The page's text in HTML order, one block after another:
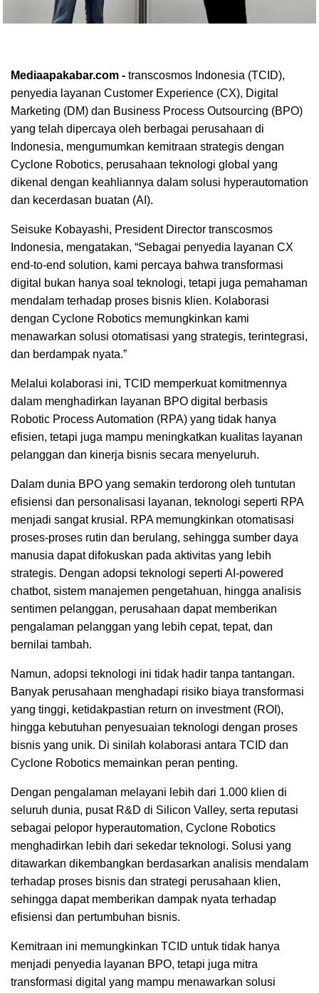
Mediaapakabar.com - transcosmos Indonesia (TCID),
penyedia layanan Customer Experience (CX), Digital
Marketing (DM) dan Business Process Outsourcing (BPO)
yang telah dipercaya oleh berbagai perusahaan di
Indonesia, mengumumkan kemitraan strategis dengan
Cyclone Robotics, perusahaan teknologi global yang
dikenal dengan keahliannya dalam solusi hyperautomation
dan kecerdasan buatan (AI).
Seisuke Kobayashi, President Director transcosmos
Indonesia, mengatakan, “Sebagai penyedia layanan CX
end-to-end solution, kami percaya bahwa transformasi
digital bukan hanya soal teknologi, tetapi juga pemahaman
mendalam terhadap proses bisnis klien. Kolaborasi
dengan Cyclone Robotics memungkinkan kami
menawarkan solusi otomatisasi yang strategis, terintegrasi,
dan berdampak nyata.”
Melalui kolaborasi ini, TCID memperkuat komitmennya
dalam menghadirkan layanan BPO digital berbasis
Robotic Process Automation (RPA) yang tidak hanya
efisien, tetapi juga mampu meningkatkan kualitas layanan
pelanggan dan kinerja bisnis secara menyeluruh.
Dalam dunia BPO yang semakin terdorong oleh tuntutan
efisiensi dan personalisasi layanan, teknologi seperti RPA
menjadi sangat krusial. RPA memungkinkan otomatisasi
proses-proses rutin dan berulang, sehingga sumber daya
manusia dapat difokuskan pada aktivitas yang lebih
strategis. Dengan adopsi teknologi seperti AI-powered
chatbot, sistem manajemen pengetahuan, hingga analisis
sentimen pelanggan, perusahaan dapat memberikan
pengalaman pelanggan yang lebih cepat, tepat, dan
bernilai tambah.
Namun, adopsi teknologi ini tidak hadir tanpa tantangan.
Banyak perusahaan menghadapi risiko biaya transformasi
yang tinggi, ketidakpastian return on investment (ROI),
hingga kebutuhan penyesuaian teknologi dengan proses
bisnis yang unik. Di sinilah kolaborasi antara TCID dan
Cyclone Robotics memainkan peran penting.
Dengan pengalaman melayani lebih dari 1.000 klien di
seluruh dunia, pusat R&D di Silicon Valley, serta reputasi
sebagai pelopor hyperautomation, Cyclone Robotics
menghadirkan lebih dari sekedar teknologi. Solusi yang
ditawarkan dikembangkan berdasarkan analisis mendalam
terhadap proses bisnis dan strategi perusahaan klien,
sehingga dapat memberikan dampak nyata terhadap
efisiensi dan pertumbuhan bisnis.
Kemitraan ini memungkinkan TCID untuk tidak hanya
menjadi penyedia layanan BPO, tetapi juga mitra
transformasi digital yang mampu menawarkan solusi